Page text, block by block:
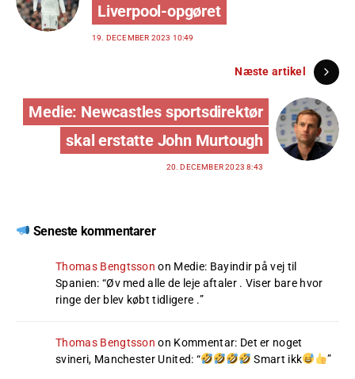
Liverpool-opgøret
19. DECEMBER 2023 10:49
Næste artikel
Medie: Newcastles sportsdirektør
skal erstatte John Murtough
20. DECEMBER 2023 8:43
Seneste kommentarer
Thomas Bengtsson on Medie: Bayindir på vej til
Spanien: “Øv med alle de leje aftaler . Viser bare hvor
ringe der blev købt tidligere .”
Thomas Bengtsson on Kommentar: Det er noget
svineri, Manchester United: “ Smart ikk ”